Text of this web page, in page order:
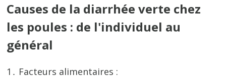
Causes de la diarrhée verte chez
les poules : de l'individuel au
général
1․ Facteurs alimentaires :